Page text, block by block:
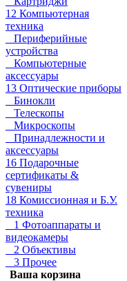
12 Компьютерная
техника
Периферийные
устройства
Компьютерные
аксессуары
13 Оптические приборы
Бинокли
Телескопы
Микроскопы
Принадлежности и
аксессуары
16 Подарочные
сертификаты &
сувениры
18 Комиссионная и Б.У.
техника
1 Фотоаппараты и
видеокамеры
2 Объективы
3 Прочее
Ваша корзина